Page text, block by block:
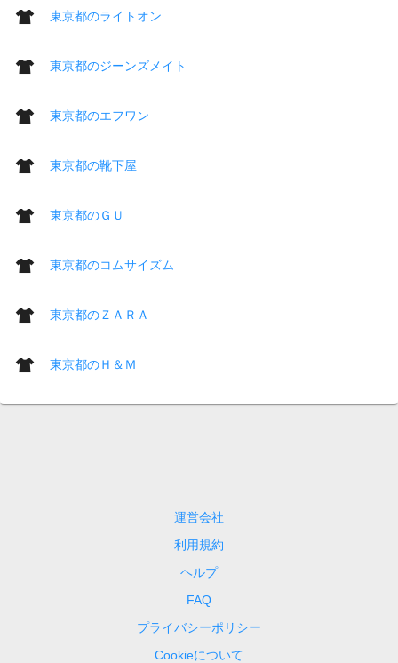
東京都のライトオン
東京都のジーンズメイト
東京都のエフワン
東京都の靴下屋
東京都のＧＵ
東京都のコムサイズム
東京都のＺＡＲＡ
東京都のＨ＆Ｍ
運営会社
利用規約
ヘルプ
FAQ
プライバシーポリシー
Cookieについて